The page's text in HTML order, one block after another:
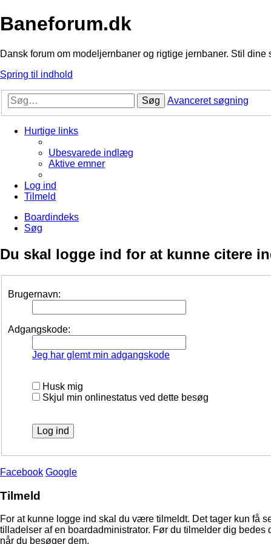
Baneforum.dk
Dansk forum om modeljernbaner og rigtige jernbaner. Stil dine
Spring til indhold
Søg Avanceret søgning
Hurtige links
Ubesvarede indlæg
Aktive emner
Log ind
Tilmeld
Boardindeks
Søg
Du skal logge ind for at kunne citere
Brugernavn:
Adgangskode:
Jeg har glemt min adgangskode
Husk mig
Skjul min onlinestatus ved dette besøg
Facebook Google
Tilmeld
For at kunne logge ind skal du være tilmeldt. Det tager kun få
tilladelser af en boardadministrator. Før du tilmelder dig
når du besøger dem.